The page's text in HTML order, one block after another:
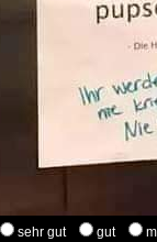
sehr gut gut